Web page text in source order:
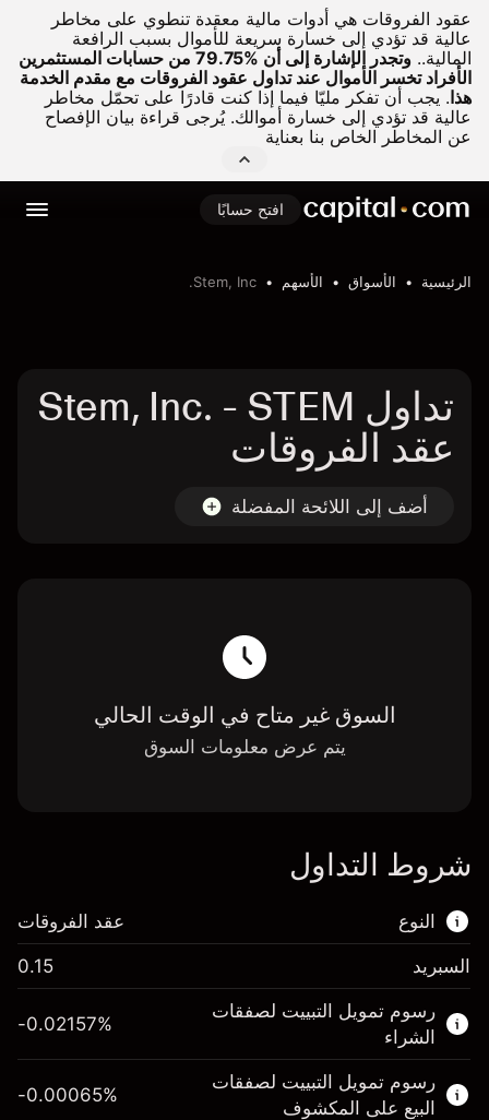
عقود الفروقات هي أدوات مالية معقدة تنطوي على مخاطر
عالية قد تؤدي إلى خسارة سريعة للأموال بسبب الرافعة
المالية..
وتجدر الإشارة إلى أن %79.75 من حسابات المستثمرين
الأفراد تخسر الأموال عند تداول عقود الفروقات مع مقدم الخدمة
هذا. يجب أن تفكر مليّا فيما إذا كنت قادرًا على تحمّل مخاطر
عالية قد تؤدي إلى خسارة أموالك. يُرجى قراءة بيان الإفصاح
عن المخاطر الخاص بنا بعناية
افتح حسابًا
الرئيسية الأسواق الأسهم Stem, Inc.
تداول Stem, Inc. - STEM
عقد الفروقات
أضف إلى اللائحة المفضلة
السوق غير متاح في الوقت الحالي
يتم عرض معلومات السوق
شروط التداول
النوع
هذا السوق المالي متاح للتداول من خلال عقود
الفروقات.
اعرف المزيد عن:
عقود الفروقات
عقد الفروقات
السبريد 0.15
رسوم تمويل التبييت لصفقات
الشراء
-0.02157%
رسوم تمويل التبييت لصفقات
البيع على المكشوف
-0.00065%